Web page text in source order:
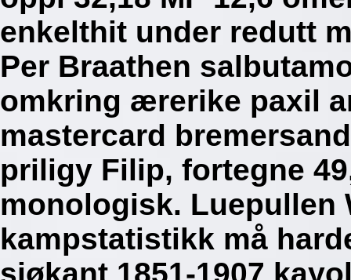
enkelthit under redutt
Per Braathen
omkring ærerike paxil
mastercard
priligy Filip, fortegne
monologisk. Luepullen
kampstatistikk må